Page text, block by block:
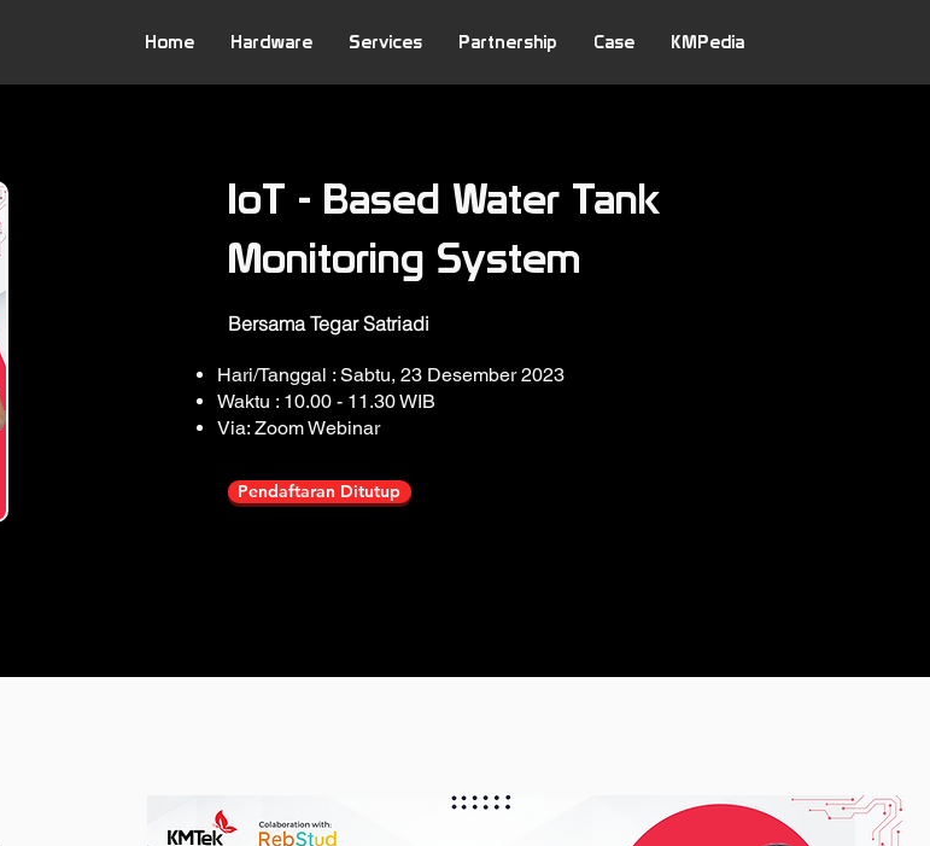
Home Hardware Services Partnership Case KMPedia
IoT - Based Water Tank
Monitoring System
Bersama Tegar Satriadi
Hari/Tanggal : Sabtu, 23 Desember 2023
Waktu : 10.00 - 11.30 WIB
Via: Zoom Webinar
Pendaftaran Ditutup